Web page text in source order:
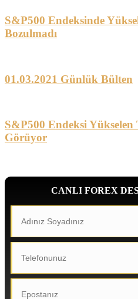
S&P500 Endeksinde
Bozulmadı
01.03.2021 Günlük Bülten
S&P500 Endeksi Yükselen
Görüyor
CANLI FOREX